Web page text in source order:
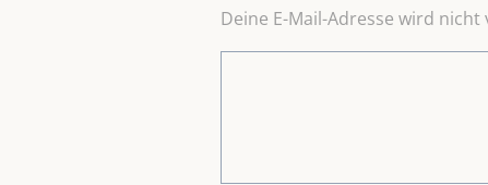
Deine E-Mail-Adresse wird